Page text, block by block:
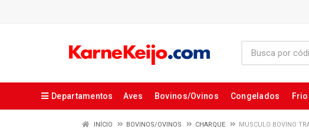
Departamentos Aves Bovinos/Ovinos Congelados
INÍCIO BOVINOS/OVINOS CHARQUE MUSCULO BOVINO